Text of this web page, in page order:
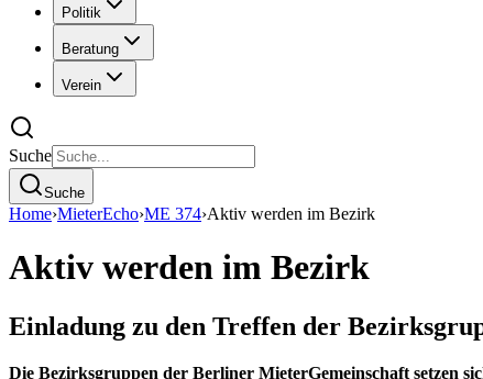
Politik
Beratung
Verein
Suche
Suche
Home›MieterEcho›ME 374›Aktiv werden im Bezirk
Aktiv werden im Bezirk
Einladung zu den Treffen der
Die Bezirksgruppen der Berliner MieterGemeinschaft setzen